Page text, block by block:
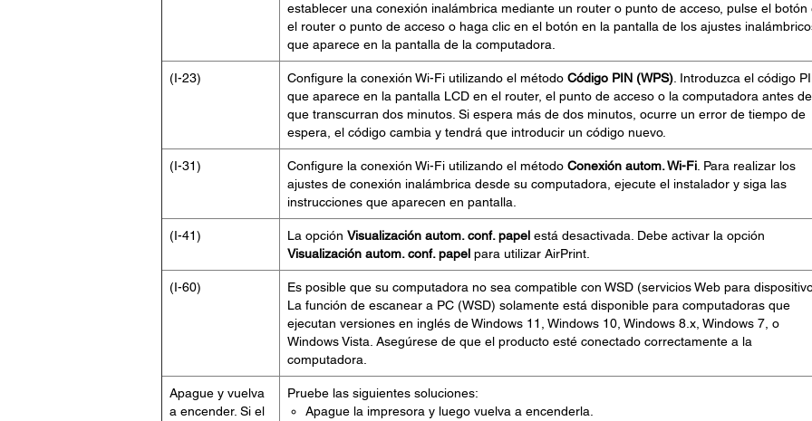
establecer una conexión inalámbrica mediante un router o punto de acceso, pulse el botón
el router o punto de acceso o haga clic en el botón en la pantalla de los ajustes
que aparece en la pantalla de la computadora.
(I-23) Configure la conexión Wi-Fi utilizando el método Código PIN (WPS). Introduzca el código
que aparece en la pantalla LCD en el router, el punto de acceso o la computadora antes de
que transcurran dos minutos. Si espera más de dos minutos, ocurre un error de tiempo de
espera, el código cambia y tendrá que introducir un código nuevo.
(I-31) Configure la conexión Wi-Fi utilizando el método Conexión autom. Wi-Fi. Para realizar los
ajustes de conexión inalámbrica desde su computadora, ejecute el instalador y siga las
instrucciones que aparecen en pantalla.
(I-41) La opción Visualización autom. conf. papelestá desactivada. Debe activar la opción
Visualización autom. conf. papelpara utilizar AirPrint.
(I-60)
Es posible que su computadora no sea compatible con WSD (servicios Web para
La función de escanear a PC (WSD) solamente está disponible para computadoras que
ejecutan versiones en inglés de Windows 11, Windows 10, Windows 8.x, Windows 7, o
Windows Vista. Asegúrese de que el producto esté conectado correctamente a la
computadora.
Apague y vuelva
a encender. Si el
Pruebe las siguientes soluciones:
Apague la impresora y luego vuelva a encenderla.